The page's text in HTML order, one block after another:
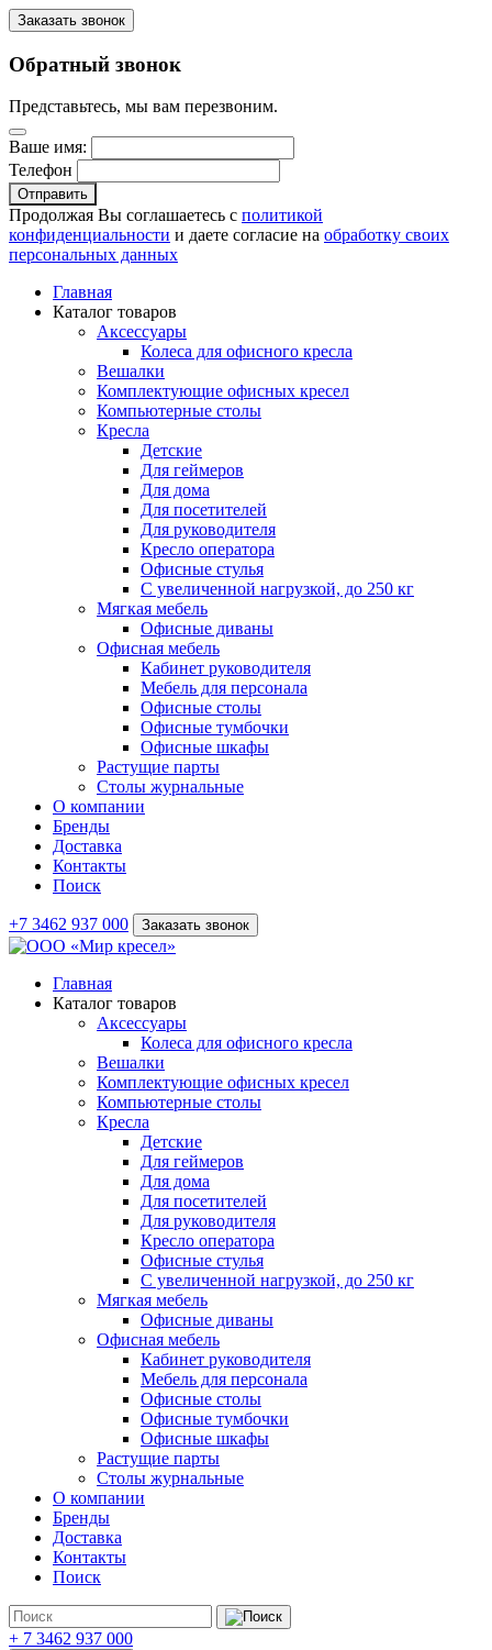
Заказать звонок
Обратный звонок
Представьтесь, мы вам перезвоним.
Ваше имя:
Телефон
Отправить
Продолжая Вы соглашаетесь с политикой
конфиденциальности и даете согласие на обработку своих
персональных данных
Главная
Каталог товаров
Аксессуары
Колеса для офисного кресла
Вешалки
Комплектующие офисных кресел
Компьютерные столы
Кресла
Детские
Для геймеров
Для дома
Для посетителей
Для руководителя
Кресло оператора
Офисные стулья
С увеличенной нагрузкой, до 250 кг
Мягкая мебель
Офисные диваны
Офисная мебель
Кабинет руководителя
Мебель для персонала
Офисные столы
Офисные тумбочки
Офисные шкафы
Растущие парты
Столы журнальные
О компании
Бренды
Доставка
Контакты
Поиск
+7 3462 937 000 Заказать звонок
Главная
Каталог товаров
Аксессуары
Колеса для офисного кресла
Вешалки
Комплектующие офисных кресел
Компьютерные столы
Кресла
Детские
Для геймеров
Для дома
Для посетителей
Для руководителя
Кресло оператора
Офисные стулья
С увеличенной нагрузкой, до 250 кг
Мягкая мебель
Офисные диваны
Офисная мебель
Кабинет руководителя
Мебель для персонала
Офисные столы
Офисные тумбочки
Офисные шкафы
Растущие парты
Столы журнальные
О компании
Бренды
Доставка
Контакты
Поиск
+ 7 3462 937 000